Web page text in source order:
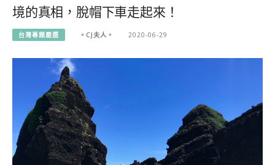
境的真相，脫帽下車走起來！
台灣專題嚴選 。CJ夫人。 2020-06-29